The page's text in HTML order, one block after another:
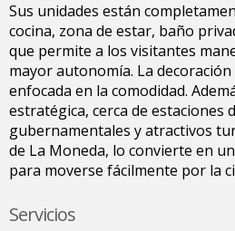
Sus unidades están
cocina, zona de estar, baño
que permite a los visitantes
mayor autonomía. La
enfocada en la comodidad.
estratégica, cerca de estaciones
gubernamentales y atractivos
de La Moneda, lo convierte en
para moverse fácilmente por la
Servicios